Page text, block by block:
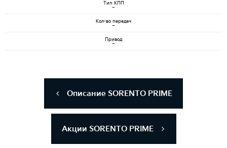
-
-
-
Тип КПП
Кол-во передач
Привод
Описание SORENTO PRIME
Акции SORENTO PRIME